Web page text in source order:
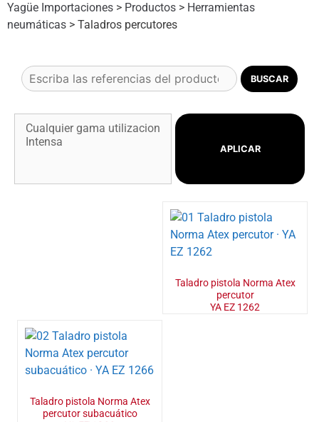
Yagüe Importaciones > Productos > Herramientas
neumáticas > Taladros percutores
APLICAR
Taladro pistola Norma Atex
percutor
YA EZ 1262
Taladro pistola Norma Atex
percutor subacuático